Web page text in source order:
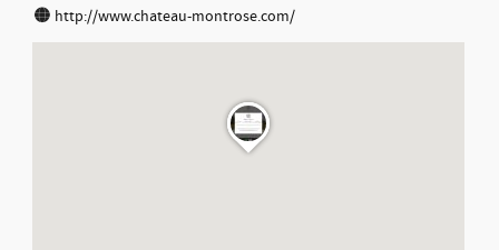
http://www.chateau-montrose.com/